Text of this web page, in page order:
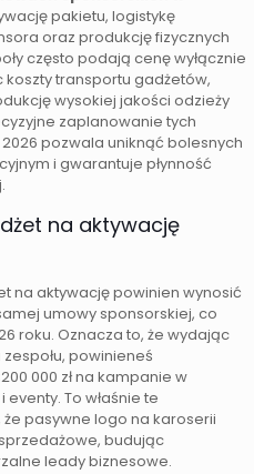
pakietu, logistykę
oraz produkcję fizycznych
często podają cenę wyłącznie
transportu gadżetów,
wysokiej jakości odzieży
zaplanowanie tych
pozwala uniknąć bolesnych
i gwarantuje płynność
na aktywację
na aktywację powinien wynosić
umowy sponsorskiej, co
roku. Oznacza to, że wydając
zespołu, powinieneś
000 zł na kampanie w
To właśnie te
pasywne logo na karoserii
budując
leady biznesowe.